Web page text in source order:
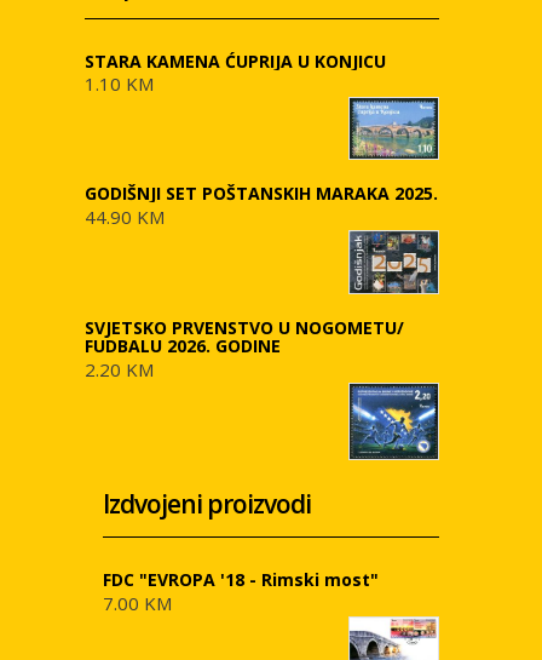
STARA KAMENA ĆUPRIJA U KONJICU
1.10 KM
GODIŠNJI SET POŠTANSKIH MARAKA 2025.
44.90 KM
SVJETSKO PRVENSTVO U NOGOMETU/
FUDBALU 2026. GODINE
2.20 KM
Izdvojeni proizvodi
FDC "EVROPA '18 - Rimski most"
7.00 KM